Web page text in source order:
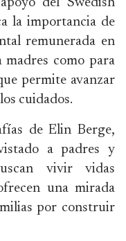
del Swedish
la importancia de
remunerada en
madres como para
permite avanzar
cuidados.
de Elin Berge,
a padres y
vivir vidas
una mirada
por construir